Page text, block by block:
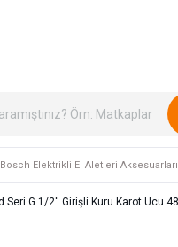
Bosch Elektrikli El Aletleri Aksesuarları